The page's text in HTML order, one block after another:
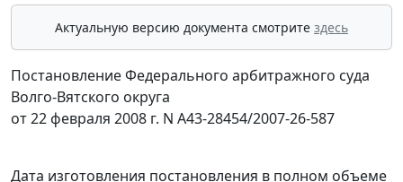
Актуальную версию документа смотрите здесь
Постановление Федерального арбитражного суда
Волго-Вятского округа
от 22 февраля 2008 г. N А43-28454/2007-26-587
Дата изготовления постановления в полном объеме